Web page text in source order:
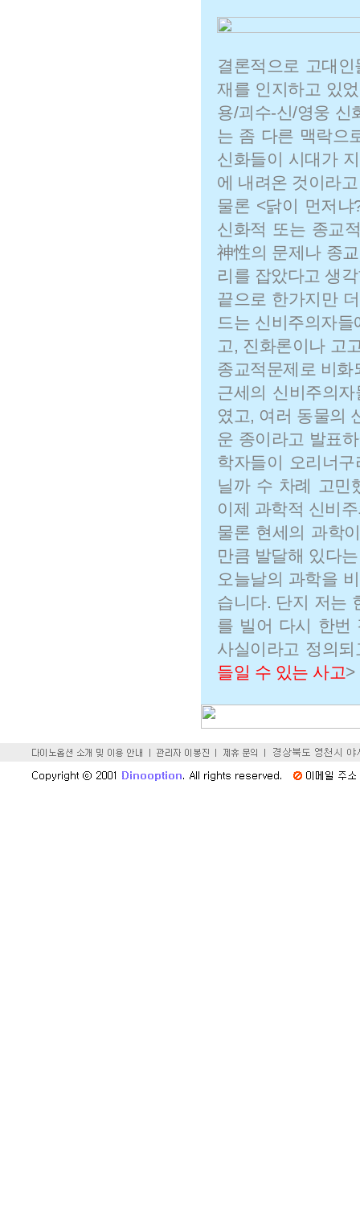
결론적으로 고대
재를 인지하고 있
용/괴수-신/영웅 신
는 좀 다른 맥락으
신화들이 시대가
에 내려온 것이라
물론 <닭이 먼저
신화적 또는 종교
神性의 문제나 종
리를 잡았다고 생
끝으로 한가지만
드는 신비주의자
고, 진화론이나 고
종교적문제로 비화
근세의 신비주의
였고, 여러 동물의
운 종이라고 발표
학자들이 오리너
닐까 수 차례 고민
이제 과학적 신비
물론 현세의 과학
만큼 발달해 있다
오늘날의 과학을
습니다. 단지 저는
를 빌어 다시 한번
사실이라고 정의
들일 수 있는 사고>